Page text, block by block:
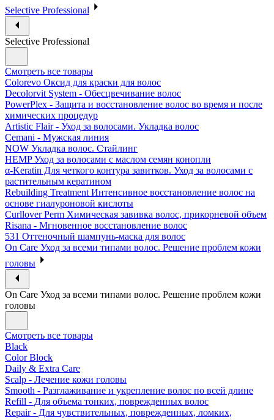
Selective Professional
Selective Professional
Смотреть все товары
Colorevo Оксид для краски для волос
Decolorvit System - Обесцвечивание волос
PowerPlex - Защита и восстановление волос во время и после
химических процедур
Artistic Flair - Уход за волосами. Укладка волос
Cemani - Мужская линия
NOW Укладка волос. Стайлинг
HEMP Уход за волосами с маслом семян конопли
α-Keratin Для четкого контура завитков. Уход за волосами с
растительным кератином
Rebuilding Treatment Интенсивное восстановление волос на
основе гиалуроновой кислоты
Curllover Perm Химическая завивка волос, прикорневой объем
Risana - Мгновенное восстановление волос
531 Оттеночный шампунь-маска для волос
On Care Уход за всеми типами волос. Решение проблем кожи
головы
On Care Уход за всеми типами волос. Решение проблем кожи
головы
Смотреть все товары
Black
Color Block
Daily & Extra Care
Scalp - Лечение кожи головы
Smooth - Разглаживание и укрепление волос по всей длине
Refill - Для объема тонких, поврежденных волос
Repair - Для чувствительных, поврежденных, ломких,